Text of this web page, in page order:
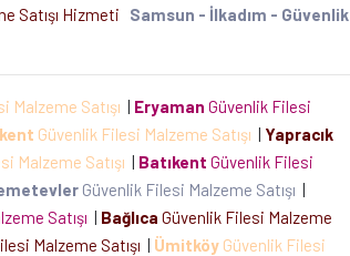
Satışı Hizmeti
Samsun - İlkadım - Güvenlik
Malzeme Satışı | Eryaman Güvenlik Filesi
Güvenlik Filesi Malzeme Satışı | Yapracık
Malzeme Satışı | Batıkent Güvenlik Filesi
Güvenlik Filesi Malzeme Satışı |
Satışı | Bağlıca Güvenlik Filesi Malzeme
Malzeme Satışı | Ümitköy Güvenlik Filesi